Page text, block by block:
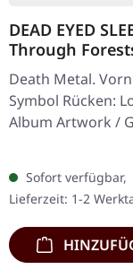
DEAD EYED
Through
Nonentities
HSW ZIP L
Death Metal.
Symbol Rücken:
Album Artwork /
stilisierter Käfer
Baumwolle, 20%
Sofort verfügbar,
Lieferzeit: 1-2